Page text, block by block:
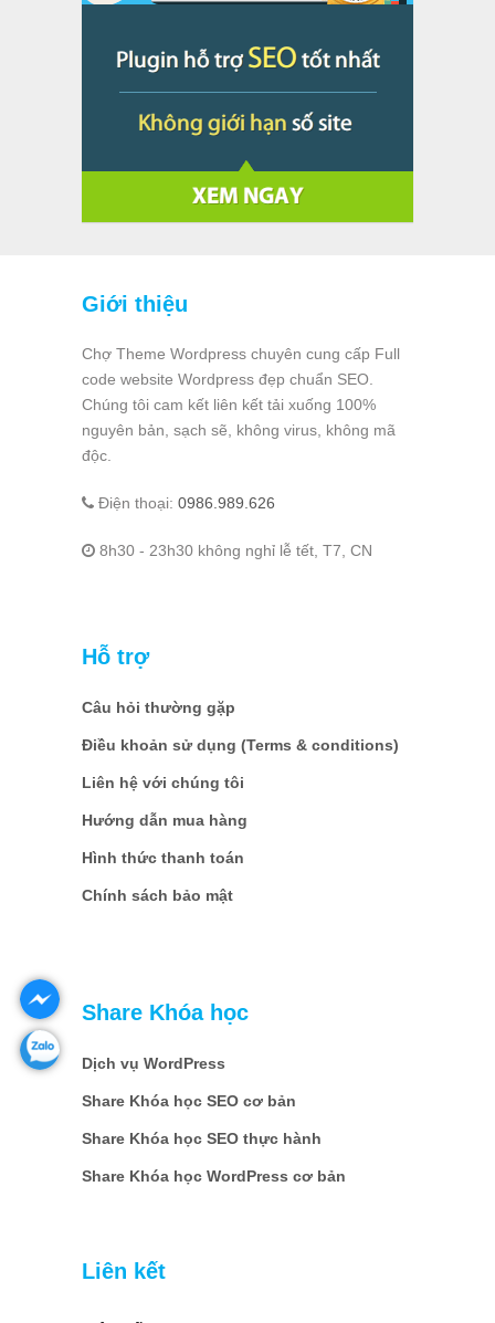
Giới thiệu
Chợ Theme Wordpress chuyên cung cấp Full
code website Wordpress đẹp chuẩn SEO.
Chúng tôi cam kết liên kết tải xuống 100%
nguyên bản, sạch sẽ, không virus, không mã
độc.
Điện thoại: 0986.989.626
8h30 - 23h30 không nghỉ lễ tết, T7, CN
Hỗ trợ
Câu hỏi thường gặp
Điều khoản sử dụng (Terms & conditions)
Liên hệ với chúng tôi
Hướng dẫn mua hàng
Hình thức thanh toán
Chính sách bảo mật
Share Khóa học
Dịch vụ WordPress
Share Khóa học SEO cơ bản
Share Khóa học SEO thực hành
Share Khóa học WordPress cơ bản
Liên kết